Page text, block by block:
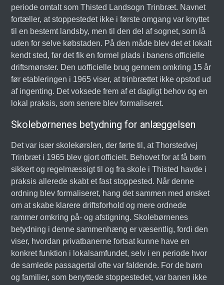
periode omtalt som Thisted Landsogn Trinbræt. Navnet
fortæller, at stoppestedet ikke i første omgang var knyttet
til en bestemt landsby, men til den del af sognet, som lå
uden for selve købstaden. På den måde blev det et lokalt
kendt sted, før det fik en formel plads i banens officielle
driftsmønster. Den uofficielle brug gennem omkring 15 år
før etableringen i 1965 viser, at trinbrættet ikke opstod ud
af ingenting. Det voksede frem af et dagligt behov og en
lokal praksis, som senere blev formaliseret.
Skolebørnenes betydning for anlæggelsen
Det var især skolekørslen, der førte til, at Thorstedvej
Trinbræt i 1965 blev gjort officielt. Behovet for at få børn
sikkert og regelmæssigt til og fra skole i Thisted havde i
praksis allerede skabt et fast stoppested. Når denne
ordning blev formaliseret, hang det sammen med ønsket
om at skabe klarere driftsforhold og mere ordnede
rammer omkring på- og afstigning. Skolebørnenes
betydning i denne sammenhæng er væsentlig, fordi den
viser, hvordan privatbanerne fortsat kunne have en
konkret funktion i lokalsamfundet, selv i en periode hvor
de samlede passagertal ofte var faldende. For de børn
og familier, som benyttede stoppestedet, var banen ikke